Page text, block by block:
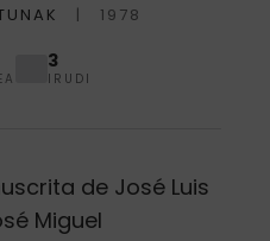
1978
3
IRUDI
de José Luis
Miguel